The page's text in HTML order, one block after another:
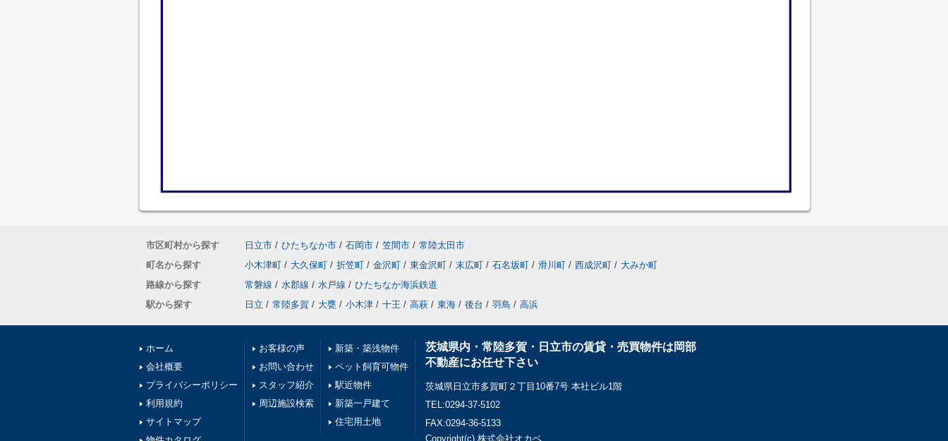
市区町村から探す 日立市 / ひたちなか市 / 石岡市 / 笠間市 / 常陸太田市
町名から探す
小木津町 / 大久保町 / 折笠町 / 金沢町 / 東金沢町 / 末広町 / 石名坂町 / 滑川町 / 西成沢町 / 大みか町
路線から探す
常磐線 / 水郡線 / 水戸線 / ひたちなか海浜鉄道
駅から探す
日立 / 常陸多賀 / 大甕 / 小木津 / 十王 / 高萩 / 東海 / 後台 / 羽鳥 / 高浜
ホーム
会社概要
プライバシーポリシー
利用規約
サイトマップ
お客様の声
お問い合わせ
スタッフ紹介
周辺施設検索
新築・築浅物件
ペット飼育可物件
駅近物件
新築一戸建て
住宅用土地
茨城県内・常陸多賀・日立市の賃貸・売買物件は岡部
不動産にお任せ下さい
茨城県日立市多賀町２丁目10番7号 本社ビル1階
TEL:0294-37-5102
FAX:0294-36-5133
Copyright(c) 株式会社オカベ